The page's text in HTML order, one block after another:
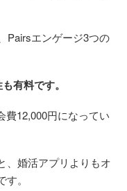
Pairsエンゲージ3つの
有料です。
費12,000円になってい
、婚活アプリよりもオ
。